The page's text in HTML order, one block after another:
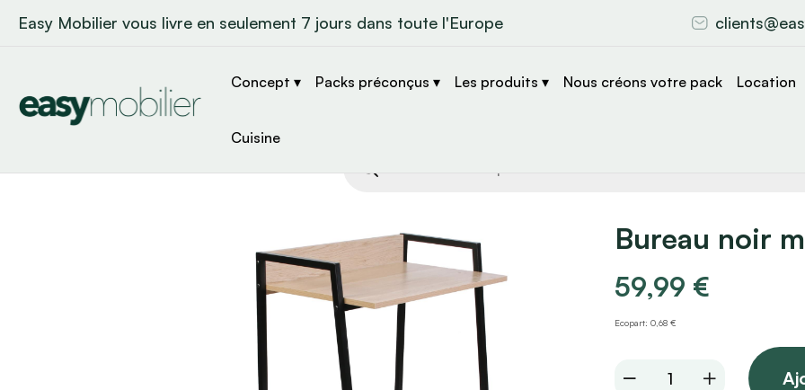
Easy Mobilier vous livre en seulement 7 jours dans toute l'Europe
Concept ▾ Packs préconçus ▾ Les produits ▾ Nous créons votre pack Location
Cuisine
de
Bureau noir
59,99 €
Ecopart: 0,68 €
Bureau